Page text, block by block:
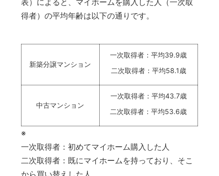
得者）の平均年齢は以下の通りです。
新築分譲マンション
一次取得者：平均39.9歳
二次取得者：平均58.1歳
中古マンション
一次取得者：平均43.7歳
二次取得者：平均53.6歳
※
一次取得者：初めてマイホーム購入した人
二次取得者：既にマイホームを持っており、そこ
から買い替えした人